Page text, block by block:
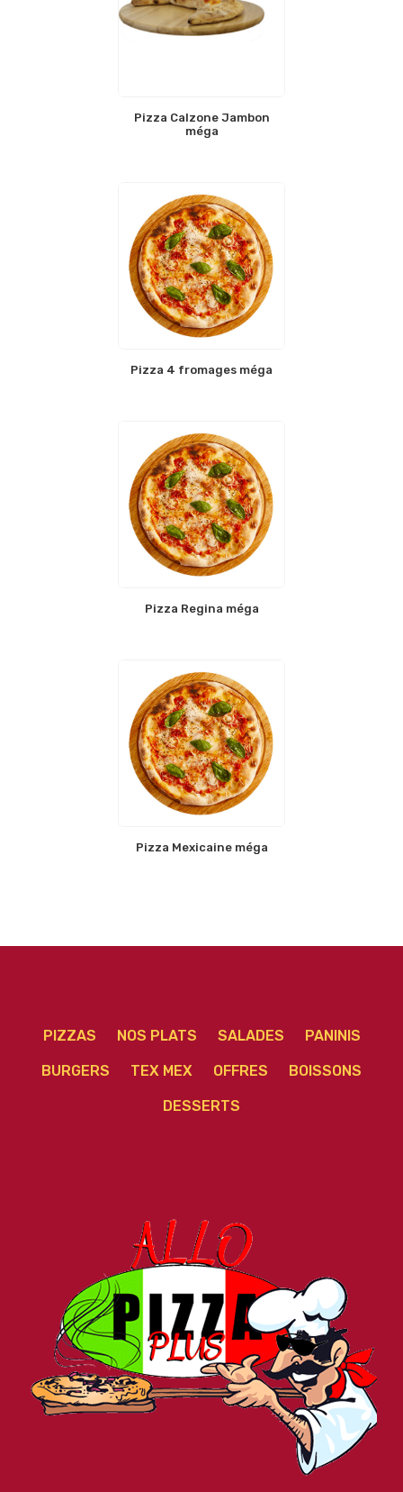
Pizza Calzone Jambon
méga
Pizza 4 fromages méga
Pizza Regina méga
Pizza Mexicaine méga
PIZZAS NOS PLATS SALADES PANINIS
BURGERS TEX MEX OFFRES BOISSONS
DESSERTS